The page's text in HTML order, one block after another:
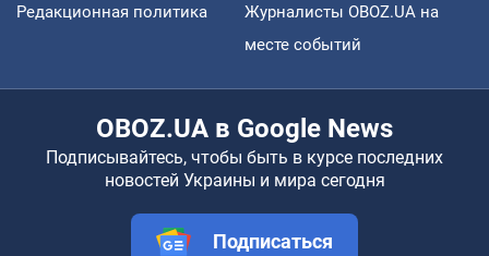
Редакционная политика
Журналисты OBOZ.UA на
месте событий
OBOZ.UA в Google News
Подписывайтесь, чтобы быть в курсе последних
новостей Украины и мира сегодня
Подписаться